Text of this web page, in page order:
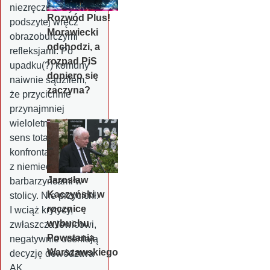
niezręcznie wyznać,
podszytej wręcz
obrazoburczymi
refleksjami. Po
upadku(?) komuny
naiwnie sądziłem,
że przycichnie
przynajmniej
wieloletni spór o
sens totalnej
konfrontacji zbrojnej
z niemieckimi
barbarzyńcami w
stolicy. Nie przycichł.
I wciąż krytycy,
zwłaszcza lewicowi,
negatywnie oceniają
decyzję dowództwa
AK.…
Rozwód Plus!
Morawiecki
odchodzi, a
rozpad PiS
dopiero się
zaczyna?
Jarosław
Kaczyński w
rocznicę
wybuchu
Powstania
Warszawskiego